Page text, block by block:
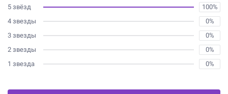
5 звёзд
100%
4 звезды
0%
3 звезды
0%
2 звезды
0%
1 звезда
0%